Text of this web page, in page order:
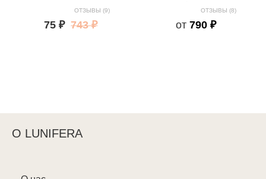
ОТЗЫВЫ (9)
75 ₽ 743 ₽
ОТЗЫВЫ (8)
от790 ₽
О LUNIFERA